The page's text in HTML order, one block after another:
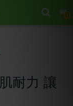
0
耐力 讓